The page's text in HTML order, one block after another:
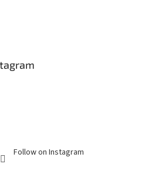
Follow on Instagram